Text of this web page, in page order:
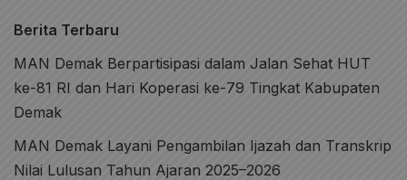
Berita Terbaru
MAN Demak Berpartisipasi dalam Jalan Sehat HUT
ke-81 RI dan Hari Koperasi ke-79 Tingkat Kabupaten
Demak
MAN Demak Layani Pengambilan Ijazah dan Transkrip
Nilai Lulusan Tahun Ajaran 2025–2026